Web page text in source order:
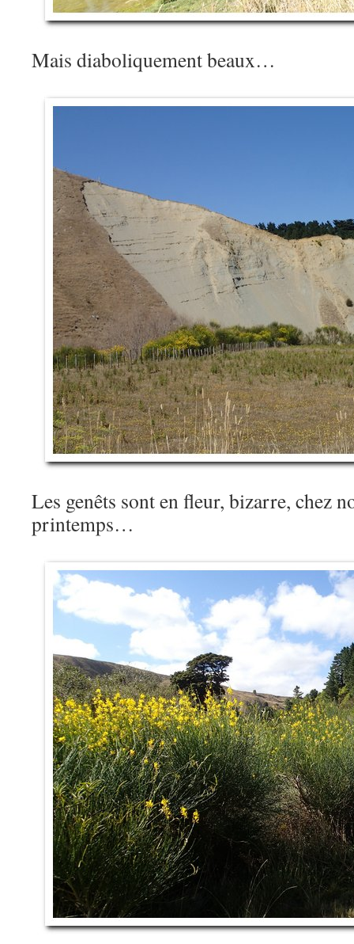
Mais diaboliquement beaux…
Les genêts sont en fleur, bizarre, chez
printemps…